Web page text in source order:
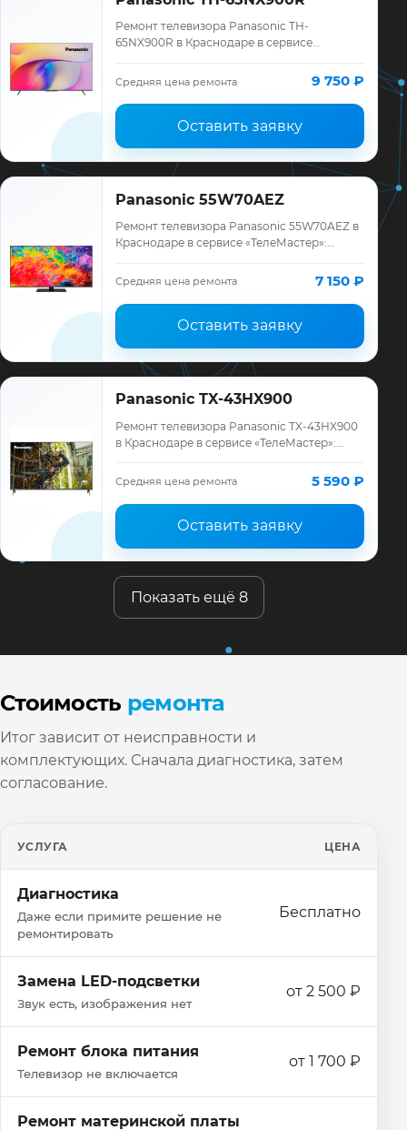
Ремонт телевизора Panasonic TH-
65NX900R в Краснодаре в сервисе
Panasonic, смета до ремонта, запчасти и
гарантия до 12 мес…
Средняя цена ремонта 9 750 ₽
Оставить заявку
Panasonic 55W70AEZ
Ремонт телевизора Panasonic 55W70AEZ в
Краснодаре в сервисе «ТелеМастер»:
ремонта, запчасти и гарантия до 12
Средняя цена ремонта 7 150 ₽
Оставить заявку
Panasonic TX-43HX900
Ремонт телевизора Panasonic TX-43HX900
в Краснодаре в сервисе «ТелеМастер»:
ремонта, запчасти и гарантия до 12 меся…
Средняя цена ремонта 5 590 ₽
Оставить заявку
Показать ещё 8
Стоимость ремонта
Итог зависит от неисправности и
комплектующих. Сначала диагностика, затем
согласование.
УСЛУГА ЦЕНА
Диагностика
Даже если примите решение не
ремонтировать
Бесплатно
Замена LED-подсветки
Звук есть, изображения нет
от 2 500 ₽
Ремонт блока питания
Телевизор не включается
от 1 700 ₽
Ремонт материнской платы